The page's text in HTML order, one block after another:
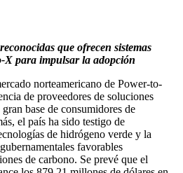
que ofrecen sistemas
X para impulsar la adopción
norteamericano de Power-to-
de proveedores de soluciones
base de consumidores de
el país ha sido testigo de
de hidrógeno verde y la
favorables
de carbono. Se prevé que el